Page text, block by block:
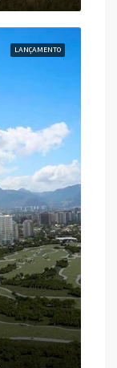
LANÇAMENTO